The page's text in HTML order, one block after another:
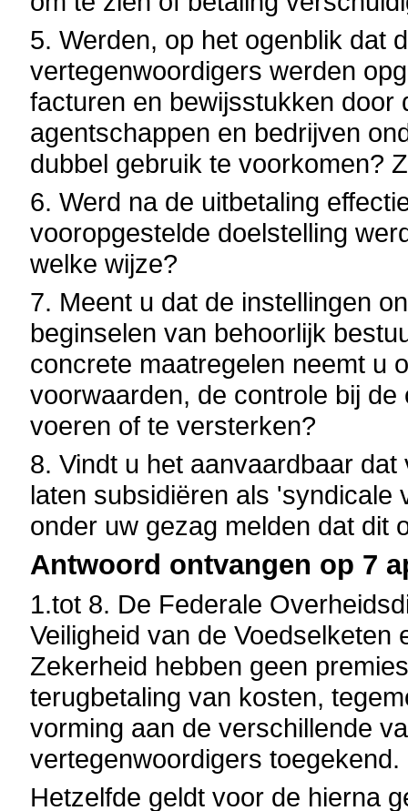
5. Werden, op het ogenblik dat
vertegenwoordigers werden
facturen en bewijsstukken door
agentschappen en bedrijven
dubbel gebruik te voorkomen?
6. Werd na de uitbetaling
vooropgestelde doelstelling
welke wijze?
7. Meent u dat de instellingen
beginselen van behoorlijk
concrete maatregelen neemt u
voorwaarden, de controle bij
voeren of te versterken?
8. Vindt u het aanvaardbaar
laten subsidiëren als 'syndicale
onder uw gezag melden dat dit
Antwoord ontvangen op 7
1.tot 8. De Federale
Veiligheid van de
Zekerheid hebben geen
terugbetaling van kosten,
vorming aan de verschillende
vertegenwoordigers toegekend.
Hetzelfde geldt voor de hierna